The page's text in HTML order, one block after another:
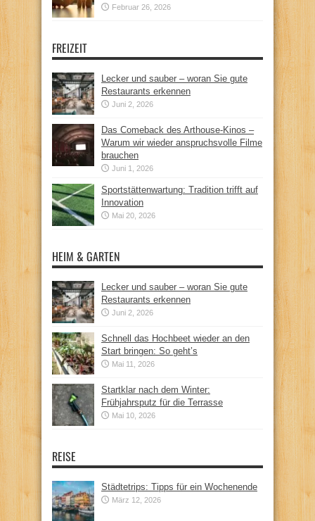
Februar 26, 2026
FREIZEIT
Lecker und sauber – woran Sie gute
Restaurants erkennen
Juni 2, 2026
Das Comeback des Arthouse-Kinos –
Warum wir wieder anspruchsvolle Filme
brauchen
Juni 1, 2026
Sportstättenwartung: Tradition trifft auf
Innovation
Mai 20, 2026
HEIM & GARTEN
Lecker und sauber – woran Sie gute
Restaurants erkennen
Juni 2, 2026
Schnell das Hochbeet wieder an den
Start bringen: So geht’s
Mai 11, 2026
Startklar nach dem Winter:
Frühjahrsputz für die Terrasse
Mai 10, 2026
REISE
Städtetrips: Tipps für ein Wochenende
März 12, 2026